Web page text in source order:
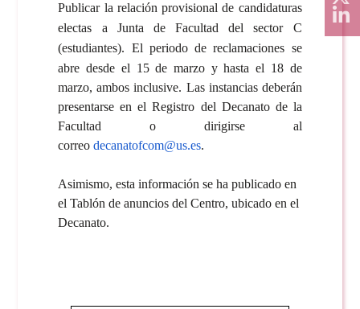
Publicar la relación provisional de candidaturas
electas a Junta de Facultad del sector C
(estudiantes). El periodo de reclamaciones se
abre desde el 15 de marzo y hasta el 18 de
marzo, ambos inclusive. Las instancias deberán
presentarse en el Registro del Decanato de la
Facultad o dirigirse al
correodecanatofcom@us.es.
Asimismo, esta información se ha publicado en
el Tablón de anuncios del Centro, ubicado en el
Decanato.